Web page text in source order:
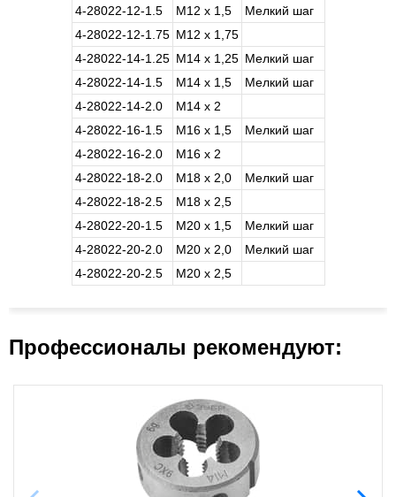
4-28022-12-1.5
М12 х 1,5
Мелкий шаг
4-28022-12-1.75 М12 х 1,75
4-28022-14-1.25 М14 х 1,25 Мелкий шаг
4-28022-14-1.5
М14 х 1,5
Мелкий шаг
4-28022-14-2.0
М14 х 2
4-28022-16-1.5
М16 х 1,5
Мелкий шаг
4-28022-16-2.0
М16 х 2
4-28022-18-2.0
М18 х 2,0
Мелкий шаг
4-28022-18-2.5
М18 х 2,5
4-28022-20-1.5
М20 х 1,5
Мелкий шаг
4-28022-20-2.0
М20 х 2,0
Мелкий шаг
4-28022-20-2.5
М20 х 2,5
Профессионалы рекомендуют: